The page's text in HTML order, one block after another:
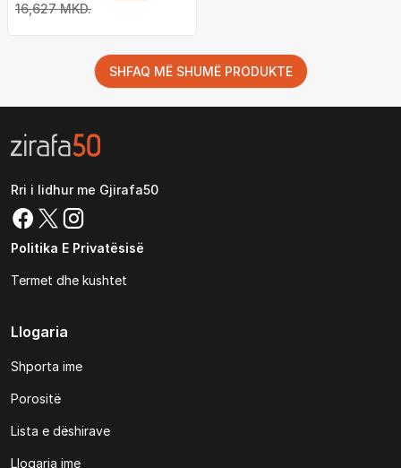
16,627 MKD.
SHFAQ MË SHUMË PRODUKTE
Rri i lidhur me Gjirafa50
Politika E Privatësisë
Termet dhe kushtet
Llogaria
Shporta ime
Porositë
Lista e dëshirave
Llogaria ime